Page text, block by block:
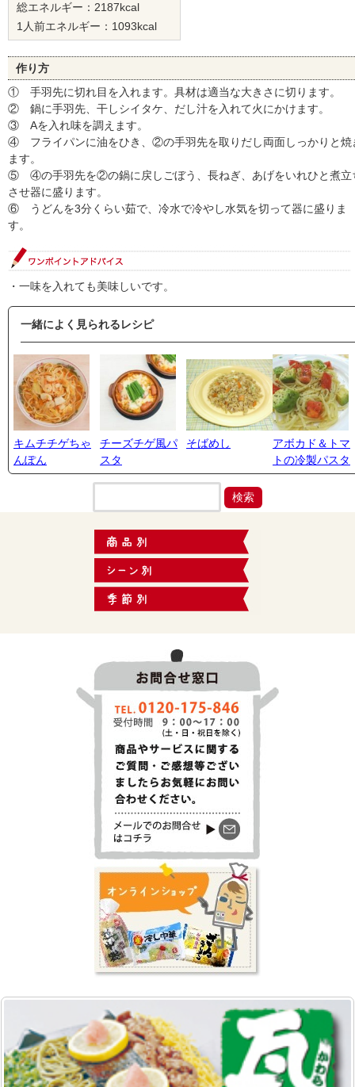
総エネルギー：2187kcal
1人前エネルギー：1093kcal
作り方
① 手羽先に切れ目を入れます。具材は適当な大きさに切ります。
② 鍋に手羽先、干しシイタケ、だし汁を入れて火にかけます。
③ Aを入れ味を調えます。
④ フライパンに油をひき、②の手羽先を取りだし両面しっかりと焼
ます。
⑤ ④の手羽先を②の鍋に戻しごぼう、長ねぎ、あげをいれひと煮立
させ器に盛ります。
⑥ うどんを3分くらい茹で、冷水で冷やし水気を切って器に盛りま
す。
・一味を入れても美味しいです。
一緒によく見られるレシピ
キムチチゲちゃ
んぽん
チーズチゲ風パ
スタ
そばめし
アボカド＆トマ
トの冷製パスタ